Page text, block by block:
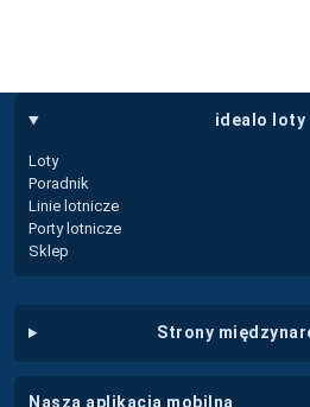
idealo loty
Loty
Poradnik
Linie lotnicze
Porty lotnicze
Sklep
strony
nasza aplikacja mobilna